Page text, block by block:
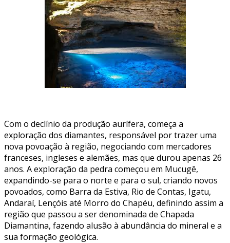
Com o declínio da produção aurífera, começa a
exploração dos diamantes, responsável por trazer uma
nova povoação à região, negociando com mercadores
franceses, ingleses e alemães, mas que durou apenas 26
anos. A exploração da pedra começou em Mucugê,
expandindo-se para o norte e para o sul, criando novos
povoados, como Barra da Estiva, Rio de Contas, Igatu,
Andaraí, Lençóis até Morro do Chapéu, definindo assim a
região que passou a ser denominada de Chapada
Diamantina, fazendo alusão à abundância do mineral e a
sua formação geológica.